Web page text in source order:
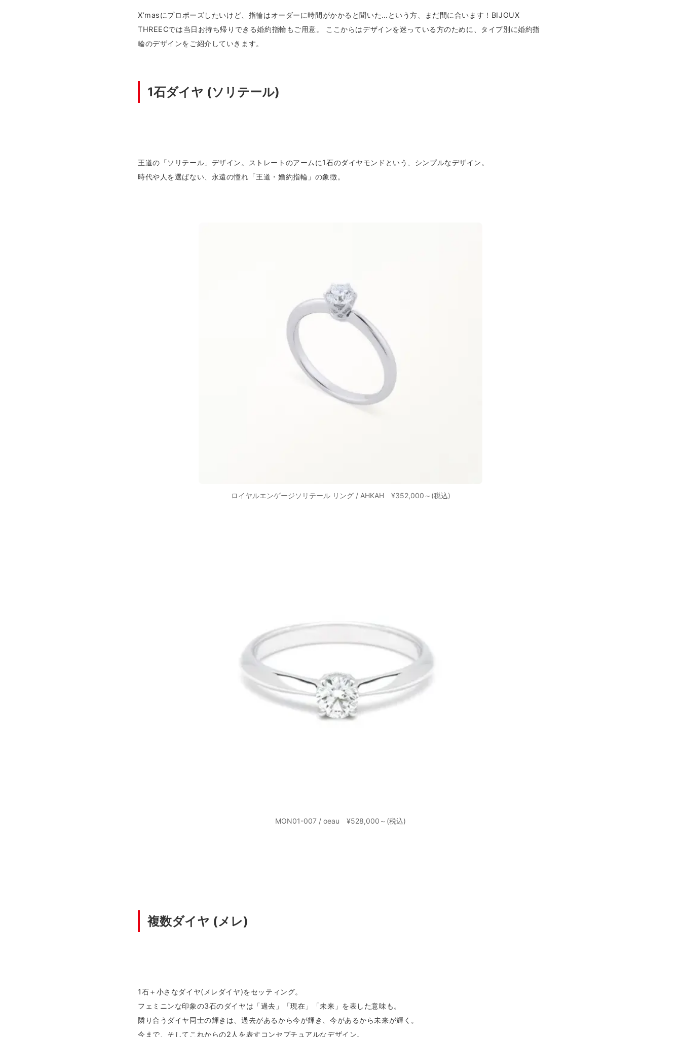
X’masにプロポーズしたいけど、指輪はオーダーに時間がかかると聞いた…という方、まだ間に合います！BIJOUX
THREECでは当日お持ち帰りできる婚約指輪もご用意。 ここからはデザインを迷っている方のために、タイプ別に婚約指
輪のデザインをご紹介していきます。
1石ダイヤ (ソリテール)
王道の「ソリテール」デザイン。ストレートのアームに1石のダイヤモンドという、シンプルなデザイン。
時代や人を選ばない、永遠の憧れ「王道・婚約指輪」の象徴。
ロイヤルエンゲージソリテール リング / AHKAH ¥352,000～(税込)
MON01-007 / oeau ¥528,000～(税込)
複数ダイヤ (メレ)
1石＋小さなダイヤ(メレダイヤ)をセッティング。
フェミニンな印象の3石のダイヤは「過去」「現在」「未来」を表した意味も。
隣り合うダイヤ同士の輝きは、過去があるから今が輝き、今があるから未来が輝く。
今まで、そしてこれからの2人を表すコンセプチュアルなデザイン。